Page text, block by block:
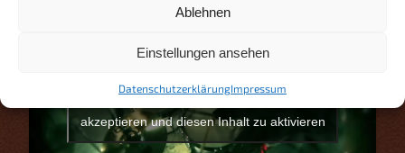
Ablehnen
Einstellungen ansehen
DatenschutzerklärungImpressum
akzeptieren und diesen Inhalt zu aktivieren